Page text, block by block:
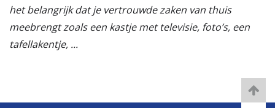
het belangrijk dat je vertrouwde zaken van thuis
meebrengt zoals een kastje met televisie, foto’s, een
tafellakentje, ...